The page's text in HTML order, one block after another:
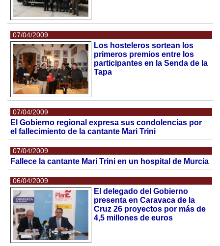
07/04/2009
Los hosteleros sortean los
primeros premios entre los
participantes en la Senda de la
Tapa
07/04/2009
El Gobierno regional expresa sus condolencias por
el fallecimiento de la cantante Mari Trini
07/04/2009
Fallece la cantante Mari Trini en un hospital de Murcia
06/04/2009
El delegado del Gobierno
presenta en Caravaca de la
Cruz 26 proyectos por más de
4,5 millones de euros